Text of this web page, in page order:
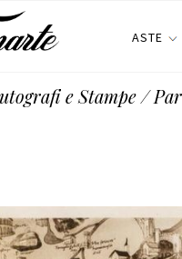
ASTE
e Stampe /